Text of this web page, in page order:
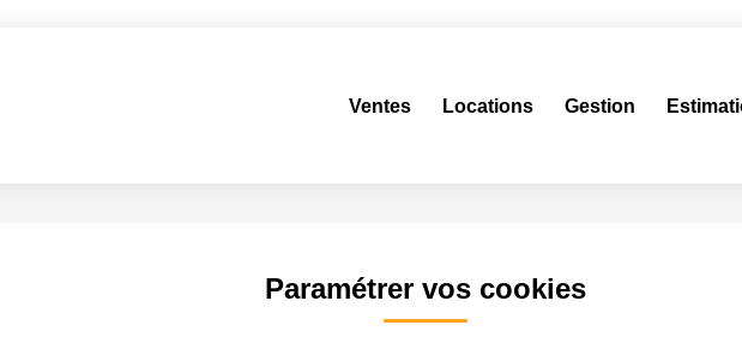
Ventes Locations Gestion
Paramétrer vos cookies